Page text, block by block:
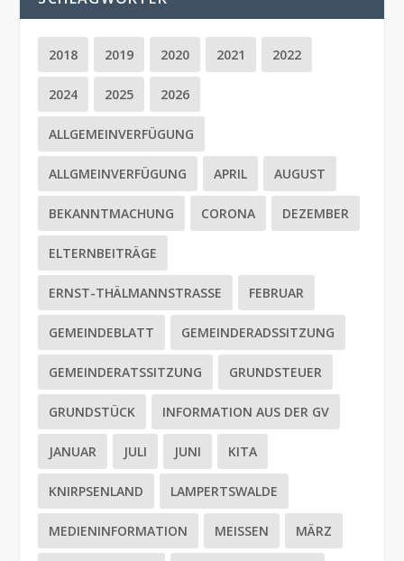
2018 2019 2020 2021 2022
2024 2025 2026
ALLGEMEINVERFÜGUNG
ALLGMEINVERFÜGUNG APRIL AUGUST
BEKANNTMACHUNG CORONA DEZEMBER
ELTERNBEITRÄGE
ERNST-THÄLMANNSTRASSE FEBRUAR
GEMEINDEBLATT GEMEINDERADSSITZUNG
GEMEINDERATSSITZUNG GRUNDSTEUER
GRUNDSTÜCK INFORMATION AUS DER GV
JANUAR JULI JUNI KITA
KNIRPSENLAND LAMPERTSWALDE
MEDIENINFORMATION MEISSEN MÄRZ